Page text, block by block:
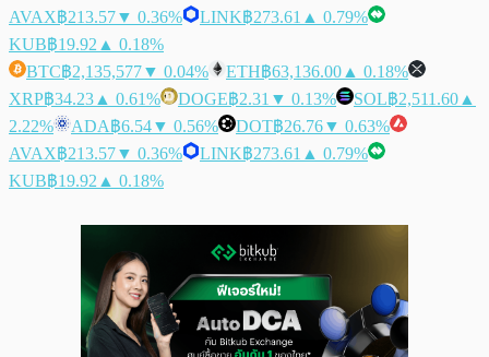
AVAX฿213.57▼ 0.36% LINK฿273.61 ▲ 0.79%
KUB฿19.92 ▲ 0.18%
BTC฿2,135,577▼ 0.04% ETH฿63,136.00 ▲ 0.18%
XRP฿34.23 ▲ 0.61% DOGE฿2.31 ▼ 0.13% SOL฿2,511.60 ▲
2.22%
ADA฿6.54▼ 0.56% DOT฿26.76▼ 0.63%
AVAX฿213.57▼ 0.36% LINK฿273.61 ▲ 0.79%
KUB฿19.92 ▲ 0.18%